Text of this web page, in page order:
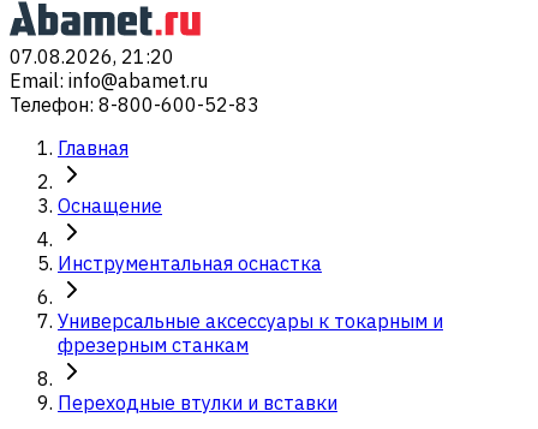
07.08.2026, 21:20
Email: info@abamet.ru
Телефон: 8-800-600-52-83
Главная
Оснащение
Инструментальная оснастка
Универсальные аксессуары к токарным и
фрезерным станкам
Переходные втулки и вставки